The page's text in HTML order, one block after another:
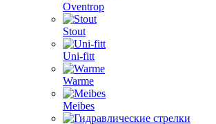
Oventrop
Stout
Uni-fitt
Warme
Meibes